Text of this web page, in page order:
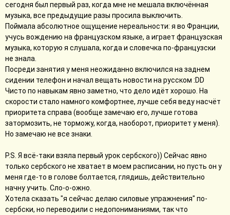
сегодня был первый раз, когда мне не мешала включённая
музыка, все предыдущие разы просила выключить.
Поймала абсолютное ощущение нереальности: я во Франции,
учусь вождению на французском языке, а играет французская
музыка, которую я слушала, когда и словечка по-французски
не знала.
Посреди занятия у меня неожиданно включился на заднем
сидении телефон и начал вещать новости на русском :DD
Чисто по навыкам явно заметно, что дело идёт хорошо. На
скорости стало намного комфортнее, лучше себя веду насчёт
приоритета справа (вообще замечаю его, лучше готова
затормозить, не торможу, когда, наоборот, приоритет у меня).
Но замечаю не все знаки.
P.S. Я всё-таки взяла первый урок сербского)) Сейчас явно
только сербского не хватает в моем расписании, но пусть он у
меня где-то в голове болтается, глядишь, действительно
начну учить. Сло-о-ожно.
Хотела сказать "я сейчас делаю силовые упражнения" по-
сербски, но переводили с недопониманиями, так что